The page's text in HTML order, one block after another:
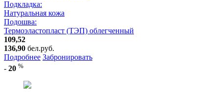
Подкладка:
Натуральная кожа
Подошва:
Термоэластопласт (ТЭП) облегченный
109,52
136,90 бел.руб.
Подробнее Забронировать
- 20 %